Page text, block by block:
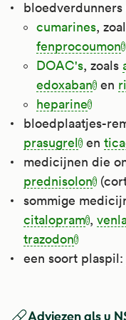
cumarines,
fenprocoumon
DOAC's, zoals
edoxaban en
heparine
bloedplaatjes-
prasugrel en
medicijnen die
prednisolon
sommige
citalopram ,
trazodon
een soort plaspil:
Adviezen als u